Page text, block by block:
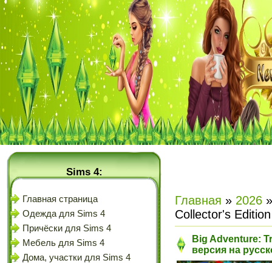
Sims 4:
Главная страница
Одежда для Sims 4
Причёски для Sims 4
Мебель для Sims 4
Дома, участки для Sims 4
Главная » 2026 »
Collector's
Big Adventure:
версия на